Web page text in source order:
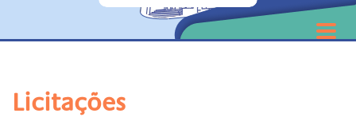
Licitações